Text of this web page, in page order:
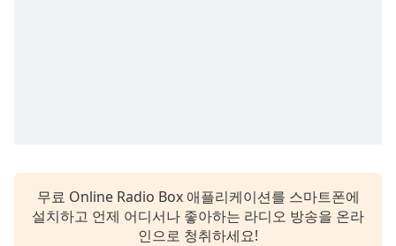
selected
무료 Online Radio Box 애플리케이션를 스마트폰에
설치하고 언제 어디서나 좋아하는 라디오 방송을 온라
인으로 청취하세요!